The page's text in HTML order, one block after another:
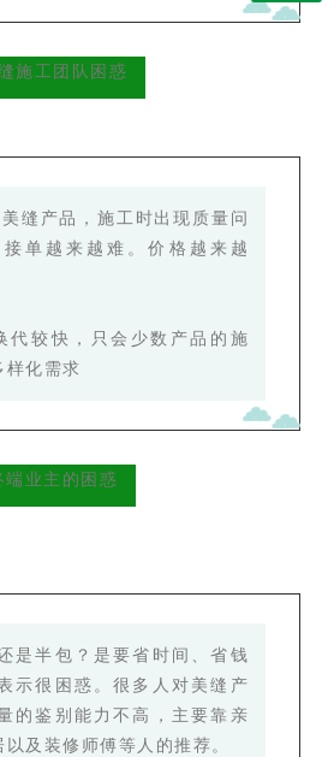
施工团队困惑
缝产品，施工时出现质量问
单越来越难。价格越来越
代较快，只会少数产品的施
样化需求
端业主的困惑
是半包？是要省时间、省钱
示很困惑。很多人对美缝产
的鉴别能力不高，主要靠亲
及装修师傅等人的推荐。